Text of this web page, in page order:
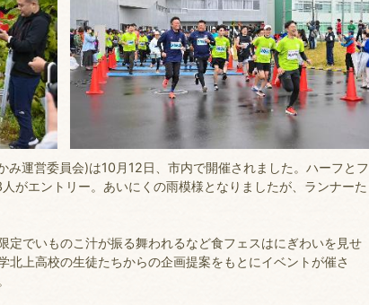
運営委員会)は10月12日、市内で開催されました。ハーフとフ
がエントリー。あいにくの雨模様となりましたが、ランナーた
定でいものこ汁が振る舞われるなど食フェスはにぎわいを見せ
北上高校の生徒たちからの企画提案をもとにイベントが催さ